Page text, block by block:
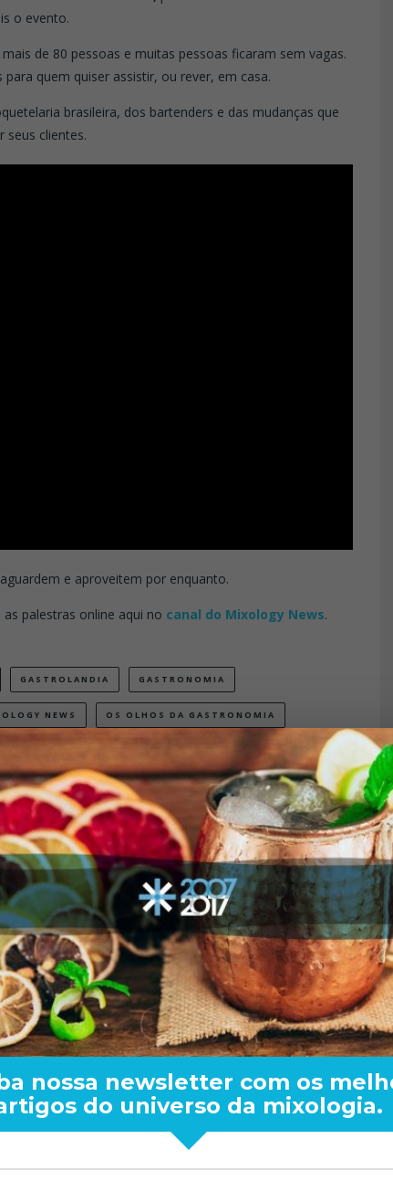
o evento.
de 80 pessoas e muitas pessoas ficaram sem vagas.
quem quiser assistir, ou rever, em casa.
brasileira, dos bartenders e das mudanças que
seus clientes.
e aproveitem por enquanto.
palestras online aqui no canal do Mixology News.
GASTROLANDIA GASTRONOMIA
NEWS OS OLHOS DA GASTRONOMIA
PRÓXIMO ARTIGO
CERVEJA WITBIER | TRIGO É
VIDA
para o bartender. especializado em assuntos
nossa newsletter com os
do universo da mixologia.